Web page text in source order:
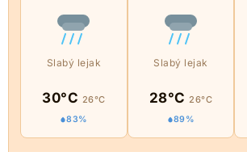
Slabý lejak
30°C 26°C
83%
Slabý lejak
28°C26°C
89%